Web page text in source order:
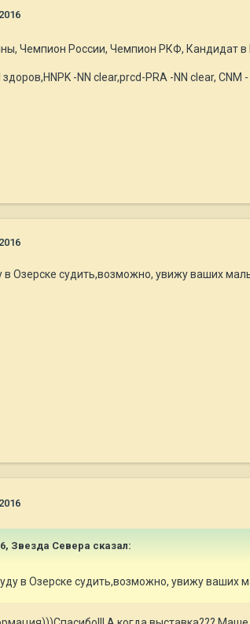
Чемпион России, Чемпион РКФ, Кандидат
-NN clear,prcd-PRA -NN clear, CNM -
Озерске судить,возможно, увижу ваших
Звезда Севера сказал:
в Озерске судить,возможно, увижу ваших